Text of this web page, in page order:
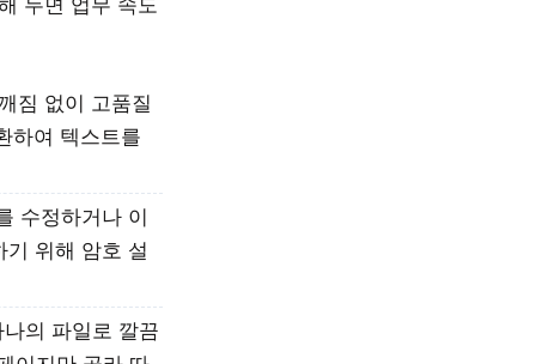
짐 없이 고품질
하여 텍스트를
수정하거나 이
위해 암호 설
의 파일로 깔끔